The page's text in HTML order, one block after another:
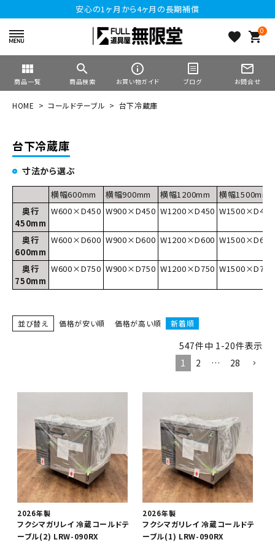
安心の1ヶ月から4ヶ月の長期補償
favorite 0
shopping_cart
view_module
商品一覧
search
商品検索
info_outline
お買い物ガイド ブログ
mail_outline
お問合せ
HOME コールドテーブル 台下冷蔵庫
台下冷蔵庫
寸法から選ぶ
横幅600mm 横幅900mm 横幅1200mm
横幅1500mm
奥行
450mm
W600×D450 W900×D450 W1200×D450 W1500×D450
奥行
600mm
W600×D600 W900×D600 W1200×D600 W1500×D600
奥行
750mm
W600×D750 W900×D750 W1200×D750 W1500×D750
並び替え 価格が安い順 価格が高い順 新着順
547件中 1-20件表示
1
2 … 28
2026年製
フクシマガリレイ 冷蔵コールドテ
ーブル(2) LRW-090RX
2026年製
フクシマガリレイ 冷蔵コールドテ
ーブル(1) LRW-090RX